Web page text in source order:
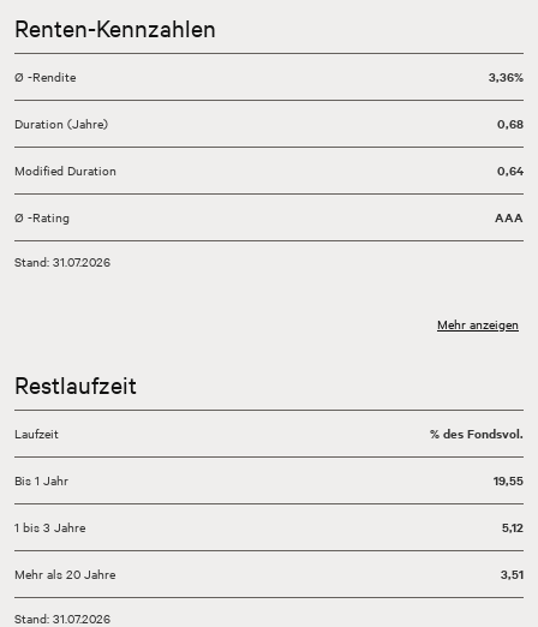
Renten-Kennzahlen
Ø -Rendite 3,36%
Duration (Jahre) 0,68
Modified Duration 0,64
Ø -Rating AAA
Stand: 31.07.2026
Mehr anzeigen
Restlaufzeit
Laufzeit % des Fondsvol.
Bis 1 Jahr 19,55
1 bis 3 Jahre 5,12
Mehr als 20 Jahre 3,51
Stand: 31.07.2026